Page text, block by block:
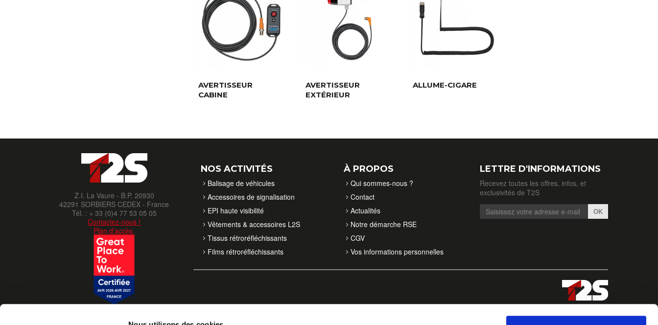
AVERTISSEUR
CABINE
AVERTISSEUR
EXTÉRIEUR
ALLUME-CIGARE
Z.I. La Vaure - B.P. 20930
42291 SORBIERS CEDEX - France
Tél. : + 33 (0)4 77 53 05 05
Contactez-nous !
Plan d'accès
NOS ACTIVITÉS
Balisage de véhicules
Accessoires de signalisation
EPI haute visibilité
Vêtements & accessoires L2S
Tissus rétroréfléchissants
Films rétroréfléchissants
À PROPOS
Qui sommes-nous ?
Contact
Actualités
Notre démarche RSE
CGV
Vos informations personnelles
LETTRE D'INFORMATIONS
Recevez toutes les offres, infos, et
exclusivités de T2S
OK